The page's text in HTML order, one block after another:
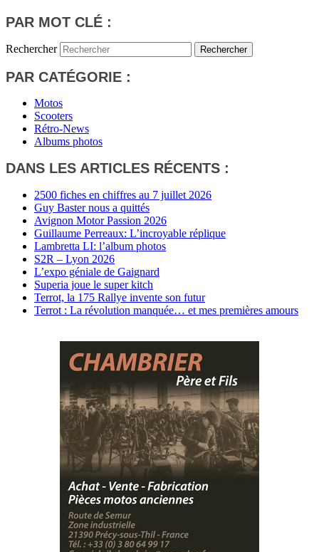
PAR MOT CLÉ :
Rechercher
PAR CATÉGORIE :
Motos
Scooters
Rétro-News
Albums photos
DANS LES ARTICLES RÉCENTS :
2500 fiches en chiffres au 7 juillet 2026
Guy Baster nous a quittés
Avignon Motor Passion 2026
Guillaume Perreaux: L’incroyable réplique
Lambretta LI: l’album photos
S2R – Lyon 2026
L’expo géniale de Gaignard
Superia joue le super kitch
Terrot, la 175 Rallye invente son futur
Terrot : La révolution manquée… et mes premières amours